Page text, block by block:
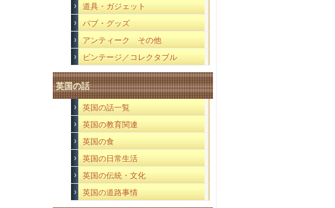
道具・ガジェット
パブ・グッズ
アンティーク その他
ビンテージ／コレクタブル
英国の話
英国の話一覧
英国の教育関連
英国の食
英国の日常生活
英国の伝統・文化
英国の道路事情